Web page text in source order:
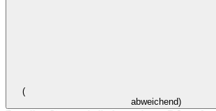
(
abweichend)